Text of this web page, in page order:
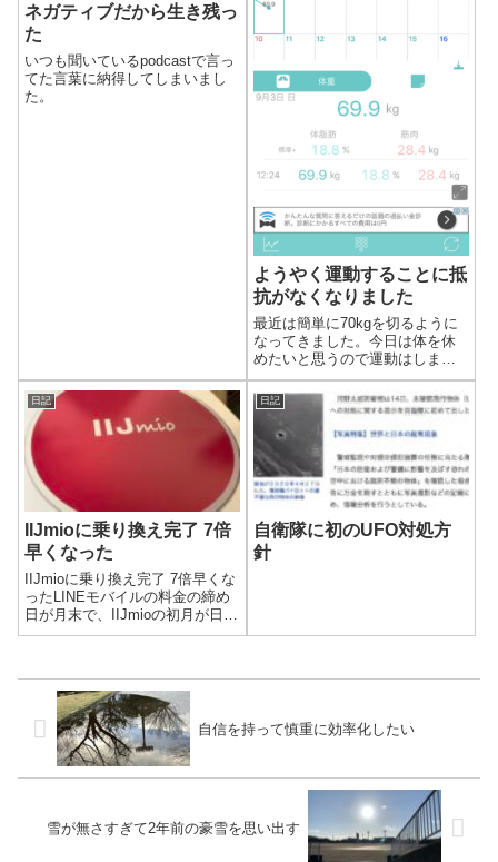
ネガティブだから生き残っ
た
いつも聞いているpodcastで言っ
てた言葉に納得してしまいまし
た。
ようやく運動することに抵
抗がなくなりました
最近は簡単に70kgを切るように
なってきました。今日は体を休
めたいと思うので運動はしませ
ん。
日記
IIJmioに乗り換え完了 7倍
早くなった
IIJmioに乗り換え完了 7倍早くな
ったLINEモバイルの料金の締め
日が月末で、IIJmioの初月が日割
りなので、なるべく月末ギリギ
たので、SIM...
日記
自衛隊に初のUFO対処方
針
自信を持って慎重に効率化したい
雪が無さすぎて2年前の豪雪を思い出す